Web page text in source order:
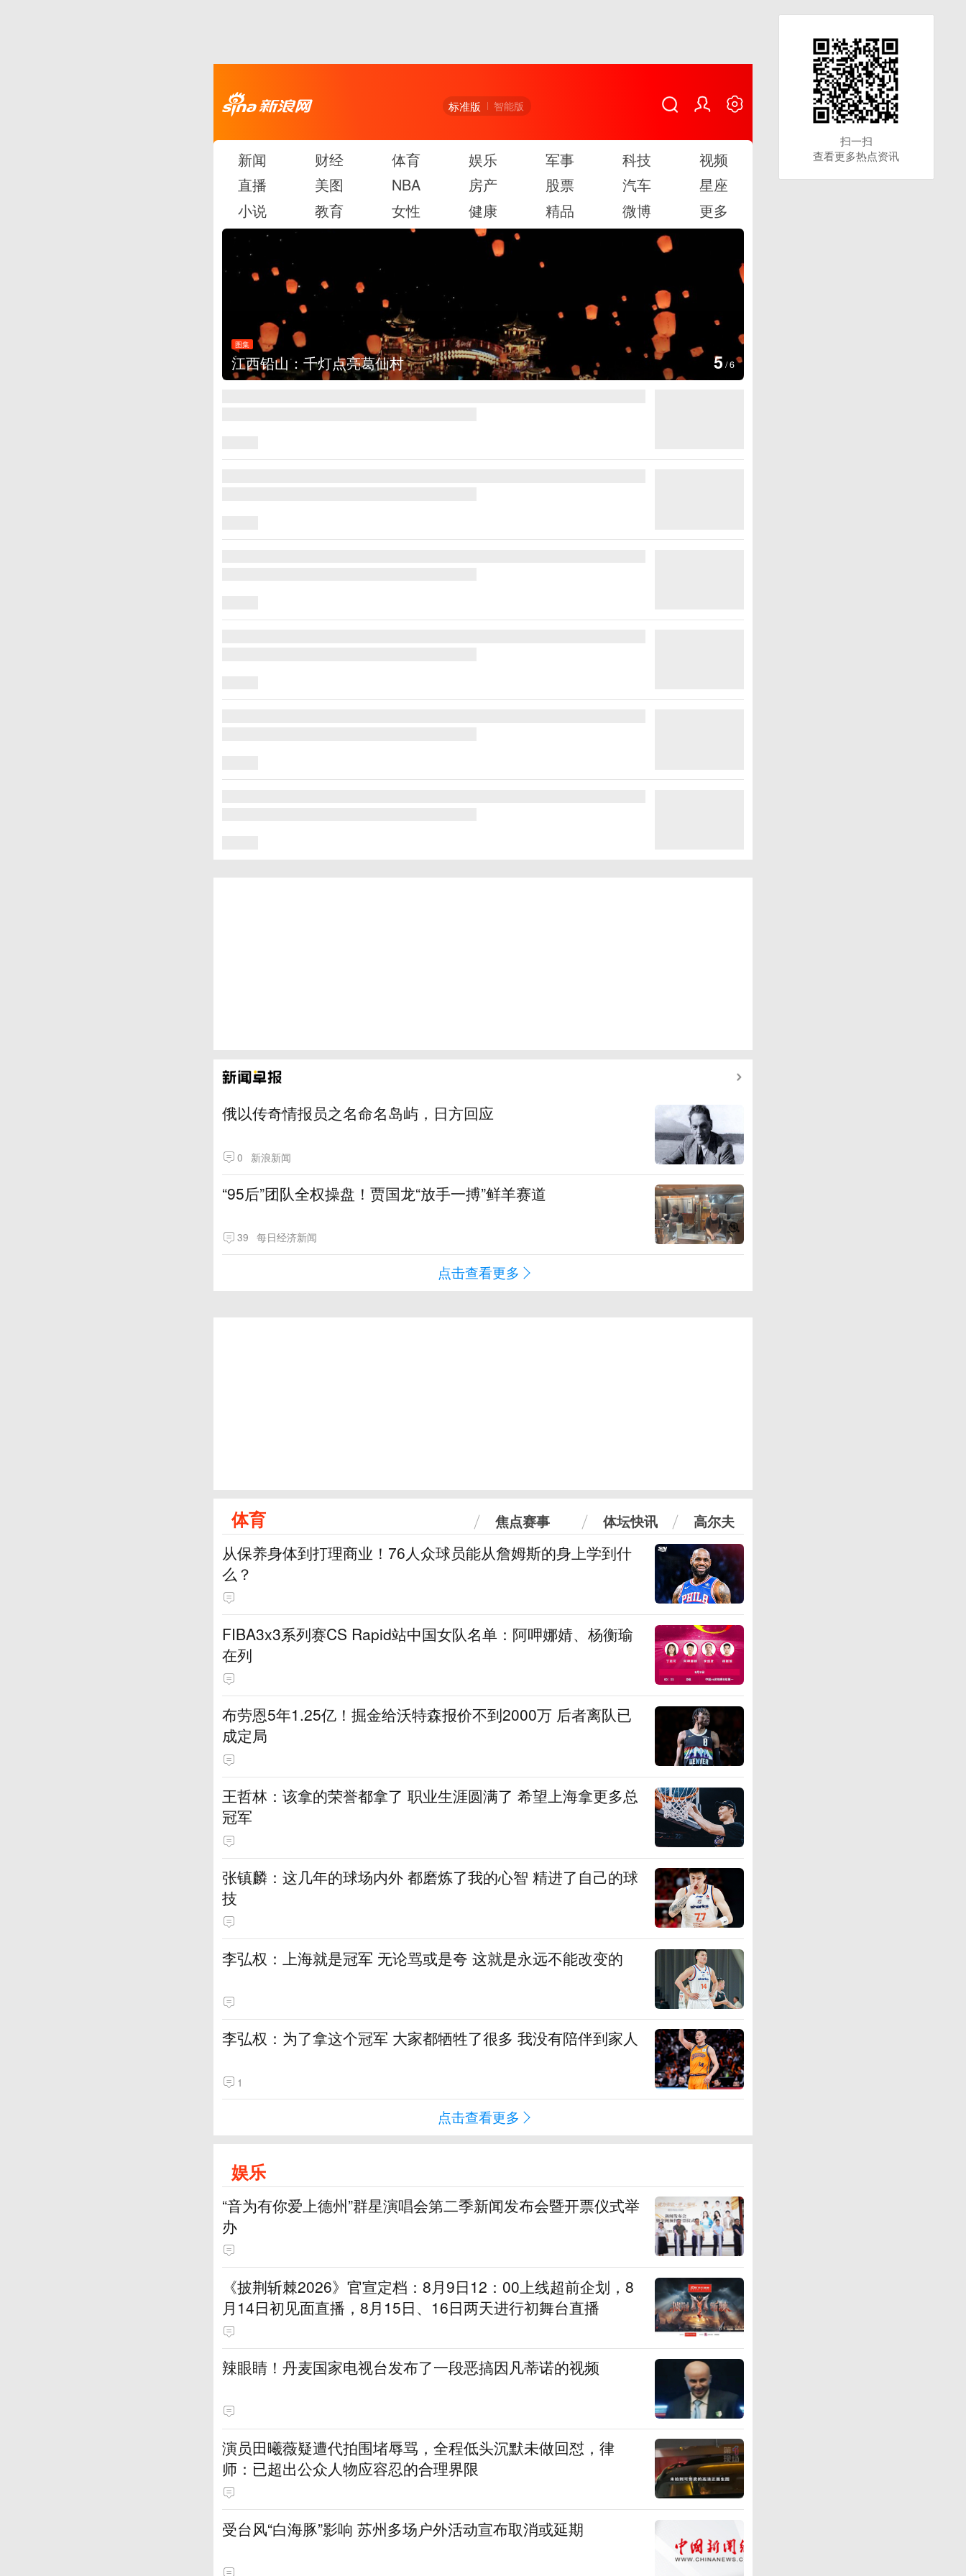
标准版 智能版
新闻 财经 体育 娱乐 军事 科技
视频
直播
美图 NBA 房产 股票 汽车
星座
小说
教育 女性 健康 精品 微博 更多
图集
江西铅山：千灯点亮葛仙村 5/6
俄以传奇情报员之名命名岛屿，日方回应
0 新浪新闻
“95后”团队全权操盘！贾国龙“放手一搏”鲜羊赛道
39 每日经济新闻
点击查看更多
体育 焦点赛事 体坛快讯 高尔夫
从保养身体到打理商业！76人众球员能从詹姆斯的身上学到什
么？
FIBA3x3系列赛CS Rapid站中国女队名单：阿呷娜婧、杨衡瑜
在列
布劳恩5年1.25亿！掘金给沃特森报价不到2000万 后者离队已
成定局
王哲林：该拿的荣誉都拿了 职业生涯圆满了 希望上海拿更多总
冠军
张镇麟：这几年的球场内外 都磨炼了我的心智 精进了自己的球
技
李弘权：上海就是冠军 无论骂或是夸 这就是永远不能改变的
李弘权：为了拿这个冠军 大家都牺牲了很多 我没有陪伴到家人
1
点击查看更多
娱乐
“音为有你爱上德州”群星演唱会第二季新闻发布会暨开票仪式举
办
《披荆斩棘2026》官宣定档：8月9日12：00上线超前企划，8
月14日初见面直播，8月15日、16日两天进行初舞台直播
辣眼睛！丹麦国家电视台发布了一段恶搞因凡蒂诺的视频
演员田曦薇疑遭代拍围堵辱骂，全程低头沉默未做回怼，律
师：已超出公众人物应容忍的合理界限
受台风“白海豚”影响 苏州多场户外活动宣布取消或延期
扫一扫
查看更多热点资讯
扫一扫
查看更多热点资讯